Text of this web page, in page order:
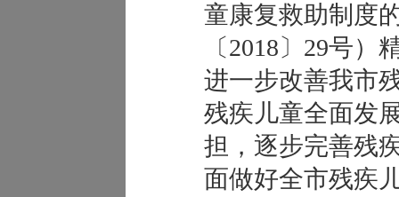
童康复救助制度
〔2018〕29号
进一步改善我市
残疾儿童全面发
担，逐步完善残
面做好全市残疾